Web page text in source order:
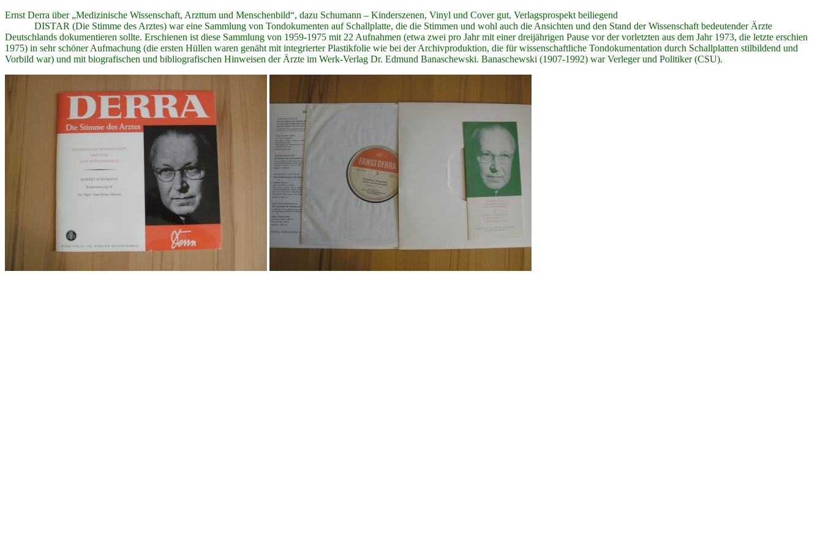
Ernst Derra über „Medizinische Wissenschaft, Arzttum und Menschenbild“, dazu Schumann – Kinderszenen, Vinyl und Cover gut, Verlagsprospekt beiliegend
DISTAR (Die Stimme des Arztes) war eine Sammlung von Tondokumenten auf Schallplatte, die die Stimmen und wohl auch die Ansichten und den Stand der Wissenschaft bedeutender Ärzte
Deutschlands dokumentieren sollte. Erschienen ist diese Sammlung von 1959-1975 mit 22 Aufnahmen (etwa zwei pro Jahr mit einer dreijährigen Pause vor der vorletzten aus dem Jahr 1973, die letzte erschien
1975) in sehr schöner Aufmachung (die ersten Hüllen waren genäht mit integrierter Plastikfolie wie bei der Archivproduktion, die für wissenschaftliche Tondokumentation durch Schallplatten stilbildend und
Vorbild war) und mit biografischen und bibliografischen Hinweisen der Ärzte im Werk-Verlag Dr. Edmund Banaschewski. Banaschewski (1907-1992) war Verleger und Politiker (CSU).